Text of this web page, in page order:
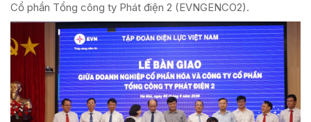
Cổ phần Tổng công ty Phát điện 2 (EVNGENCO2).